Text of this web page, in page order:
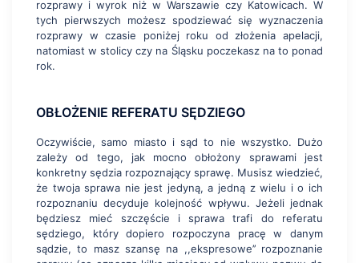
rozprawy i wyrok niż w Warszawie czy Katowicach. W
tych pierwszych możesz spodziewać się wyznaczenia
rozprawy w czasie poniżej roku od złożenia apelacji,
natomiast w stolicy czy na Śląsku poczekasz na to ponad
rok.
OBŁOŻENIE REFERATU SĘDZIEGO
Oczywiście, samo miasto i sąd to nie wszystko. Dużo
zależy od tego, jak mocno obłożony sprawami jest
konkretny sędzia rozpoznający sprawę. Musisz wiedzieć,
że twoja sprawa nie jest jedyną, a jedną z wielu i o ich
rozpoznaniu decyduje kolejność wpływu. Jeżeli jednak
będziesz mieć szczęście i sprawa trafi do referatu
sędziego, który dopiero rozpoczyna pracę w danym
sądzie, to masz szansę na ,,ekspresowe’’ rozpoznanie